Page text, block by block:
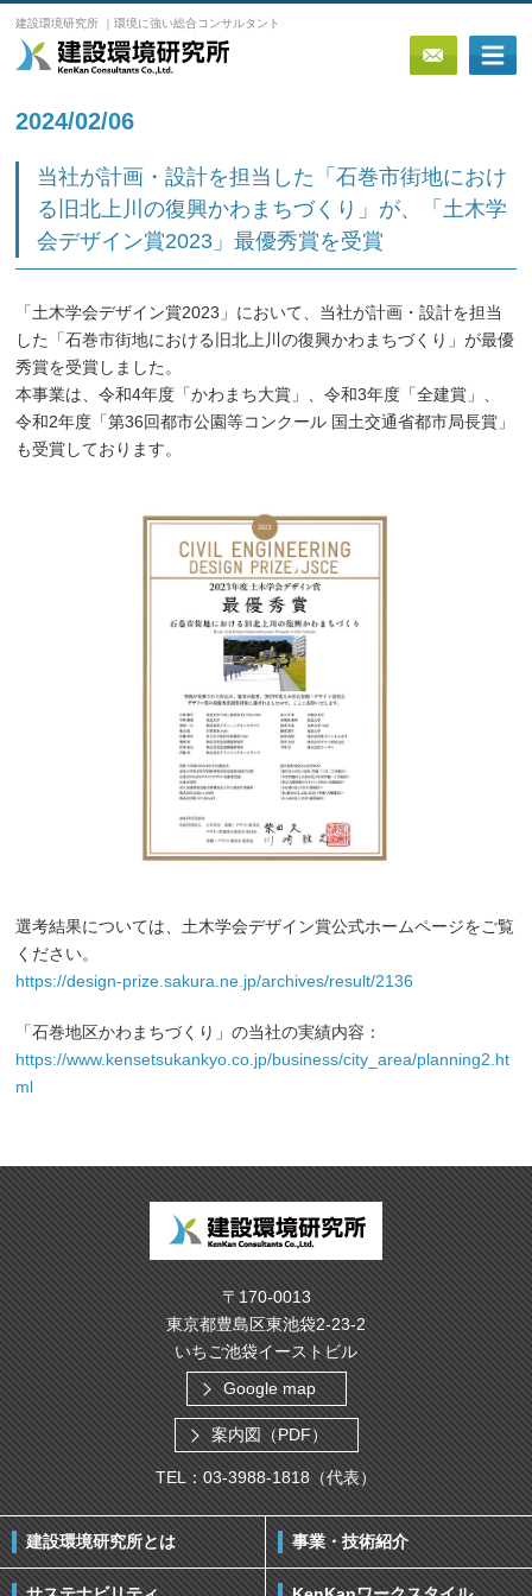
建設環境研究所 ｜環境に強い総合コンサルタント
2024/02/06
当社が計画・設計を担当した「石巻市街地におけ
る旧北上川の復興かわまちづくり」が、「土木学
会デザイン賞2023」最優秀賞を受賞
「土木学会デザイン賞2023」において、当社が計画・設計を担当
した「石巻市街地における旧北上川の復興かわまちづくり」が最優
秀賞を受賞しました。
本事業は、令和4年度「かわまち大賞」、令和3年度「全建賞」、
令和2年度「第36回都市公園等コンクール 国土交通省都市局長賞」
も受賞しております。
選考結果については、土木学会デザイン賞公式ホームページをご覧
ください。
https://design-prize.sakura.ne.jp/archives/result/2136
「石巻地区かわまちづくり」の当社の実績内容：
https://www.kensetsukankyo.co.jp/business/city_area/planning2.ht
ml
〒170-0013
東京都豊島区東池袋2-23-2
いちご池袋イーストビル
Google map
案内図（PDF）
TEL：03-3988-1818（代表）
建設環境研究所とは 事業・技術紹介